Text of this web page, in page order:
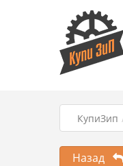
КупиЗип
Назад